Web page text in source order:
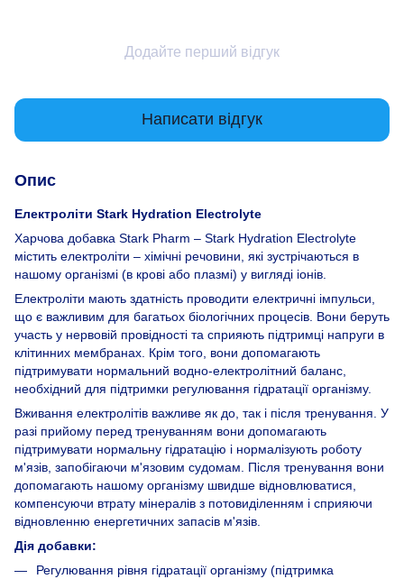
Додайте перший відгук
Написати відгук
Опис
Електроліти Stark Hydration Electrolyte
Харчова добавка Stark Pharm – Stark Hydration Electrolyte
містить електроліти – хімічні речовини, які зустрічаються в
нашому організмі (в крові або плазмі) у вигляді іонів.
Електроліти мають здатність проводити електричні імпульси,
що є важливим для багатьох біологічних процесів. Вони беруть
участь у нервовій провідності та сприяють підтримці напруги в
клітинних мембранах. Крім того, вони допомагають
підтримувати нормальний водно-електролітний баланс,
необхідний для підтримки регулювання гідратації організму.
Вживання електролітів важливе як до, так і після тренування. У
разі прийому перед тренуванням вони допомагають
підтримувати нормальну гідратацію і нормалізують роботу
м'язів, запобігаючи м'язовим судомам. Після тренування вони
допомагають нашому організму швидше відновлюватися,
компенсуючи втрату мінералів з потовиділенням і сприяючи
відновленню енергетичних запасів м'язів.
Дія добавки:
Регулювання рівня гідратації організму (підтримка